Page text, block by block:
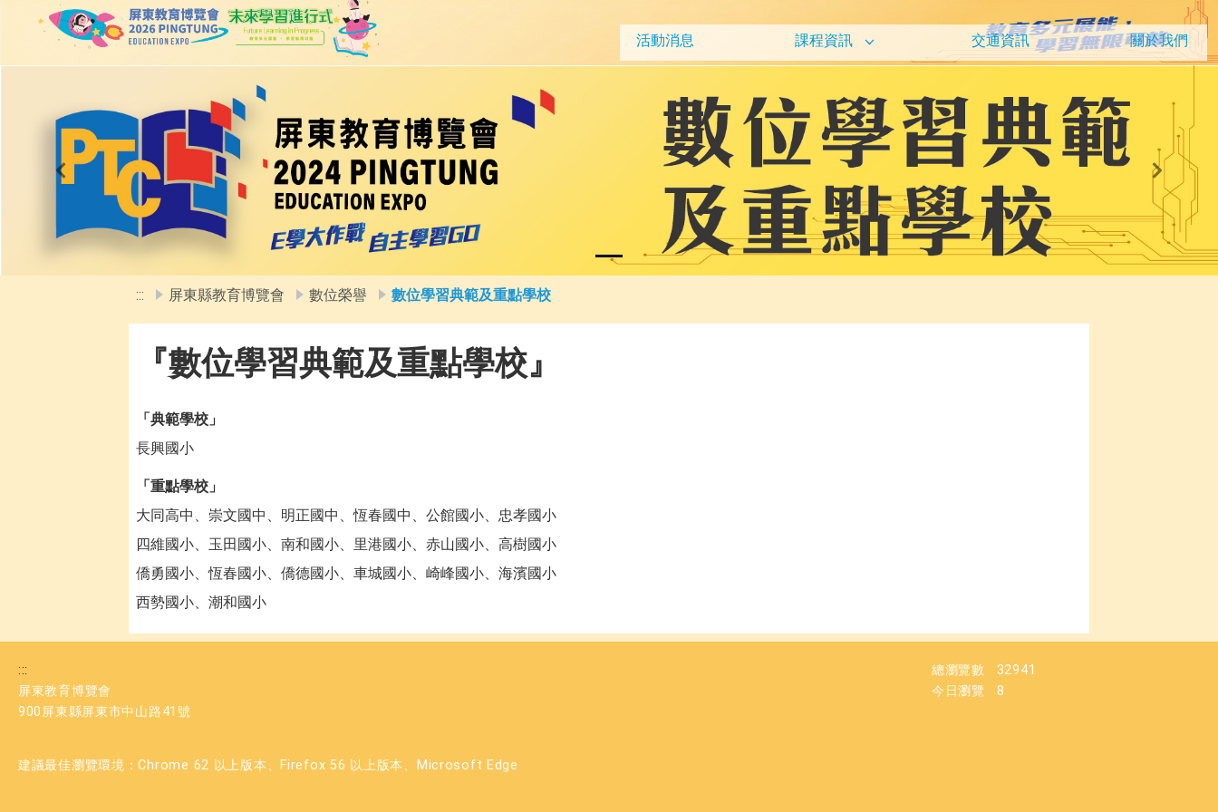
移至網頁之主要內容區位置
活動消息
課程資訊 交通資訊 關於我們
Previous Next
::: 屏東縣教育博覽會 數位榮譽 數位學習典範及重點學校
『數位學習典範及重點學校』
「典範學校」
長興國小
「重點學校」
大同高中、崇文國中、明正國中、恆春國中、公館國小、忠孝國小
四維國小、玉田國小、南和國小、里港國小、赤山國小、高樹國小
僑勇國小、恆春國小、僑德國小、車城國小、崎峰國小、海濱國小
西勢國小、潮和國小
:::
屏東教育博覽會
900屏東縣屏東市中山路41號
總瀏覽數
32941
今日瀏覽
8
建議最佳瀏覽環境：Chrome 62 以上版本、Firefox 56 以上版本、Microsoft Edge